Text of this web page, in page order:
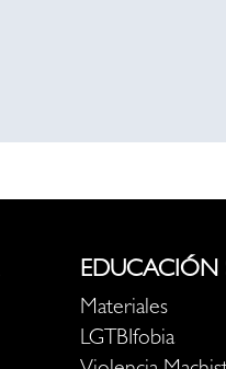
EDUCACIÓN
Materiales
LGTBIfobia